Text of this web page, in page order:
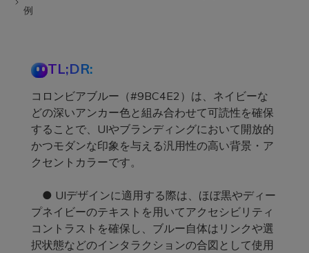
例
TL;DR:
コロンビアブルー（#9BC4E2）は、ネイビーな
どの深いアンカー色と組み合わせて可読性を確保
することで、UIやブランディングにおいて開放的
かつモダンな印象を与える汎用性の高い背景・ア
クセントカラーです。
● UIデザインに適用する際は、ほぼ黒やディー
プネイビーのテキストを用いてアクセシビリティ
コントラストを確保し、ブルー自体はリンクや選
択状態などのインタラクションの合図として使用